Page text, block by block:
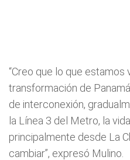
“Creo que lo que estamos
transformación de
de interconexión,
la Línea 3 del Metro, la
principalmente desde La
cambiar”, expresó Mulino.